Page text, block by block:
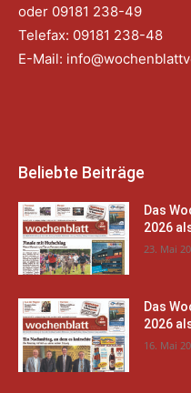
oder 09181 238-49
Telefax: 09181 238-48
E-Mail:
Beliebte Beiträge
Das
2026
23. Mai
Das
2026
16. Mai